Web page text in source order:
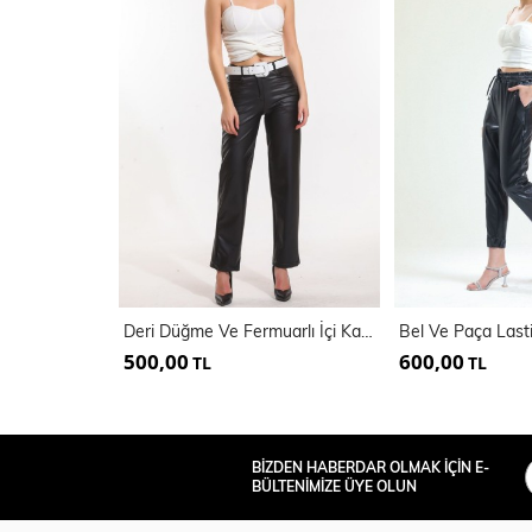
Deri Düğme Ve Fermuarlı İçi Kadife Deri Pantolon
500,00 TL 600,00 TL
BİZDEN HABERDAR OLMAK İÇİN E-
BÜLTENİMİZE ÜYE OLUN